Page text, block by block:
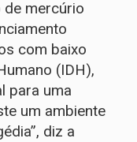
de mercúrio
com baixo
(IDH),
para uma
um ambiente
diz a